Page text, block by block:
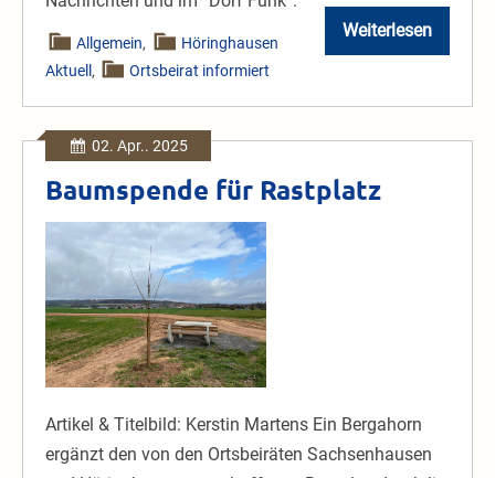
Weiterlesen
April
12
Allgemein,
Höringhausen
Aktuell , Ortsbeirat informiert
02. Apr.. 2025
Baumspende für Rastplatz
Baumspende
für
Rastplatz
Artikel & Titelbild: Kerstin Martens Ein Bergahorn
ergänzt den von den Ortsbeiräten Sachsenhausen